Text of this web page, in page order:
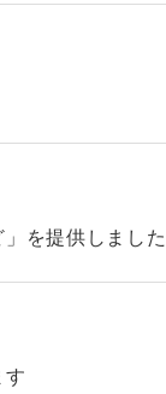
を提供しました
す